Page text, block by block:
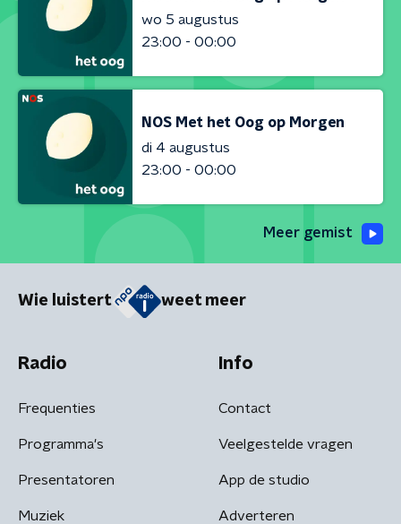
wo 5 augustus
23:00 - 00:00
NOS Met het Oog op Morgen
di 4 augustus
23:00 - 00:00
Meer gemist
Wie luistert weet meer
Radio
Frequenties
Programma's
Presentatoren
Muziek
Info
Contact
Veelgestelde vragen
App de studio
Adverteren